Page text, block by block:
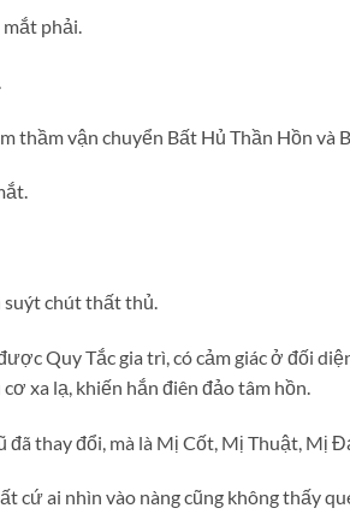
phải.
thầm vận chuyển Bất Hủ Thần Hồn và
suýt chút thất thủ.
Quy Tắc gia trì, có cảm giác ở đối
xa lạ, khiến hắn điên đảo tâm hồn.
thay đổi, mà là Mị Cốt, Mị Thuật, Mị
cứ ai nhìn vào nàng cũng không thấy